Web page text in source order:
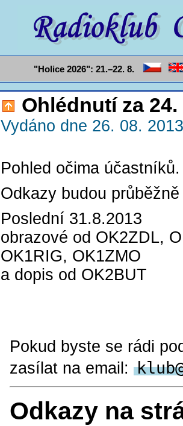
"Holice 2026": 21.–22. 8.
Ohlédnutí za
Vydáno dne 26. 08.
Pohled očima
Odkazy budou
Poslední 31.8.2013
obrazové od OK2ZDL,
OK1RIG, OK1ZMO
a dopis od OK2BUT
Pokud byste se rádi
zasílat na email: klu
Odkazy na